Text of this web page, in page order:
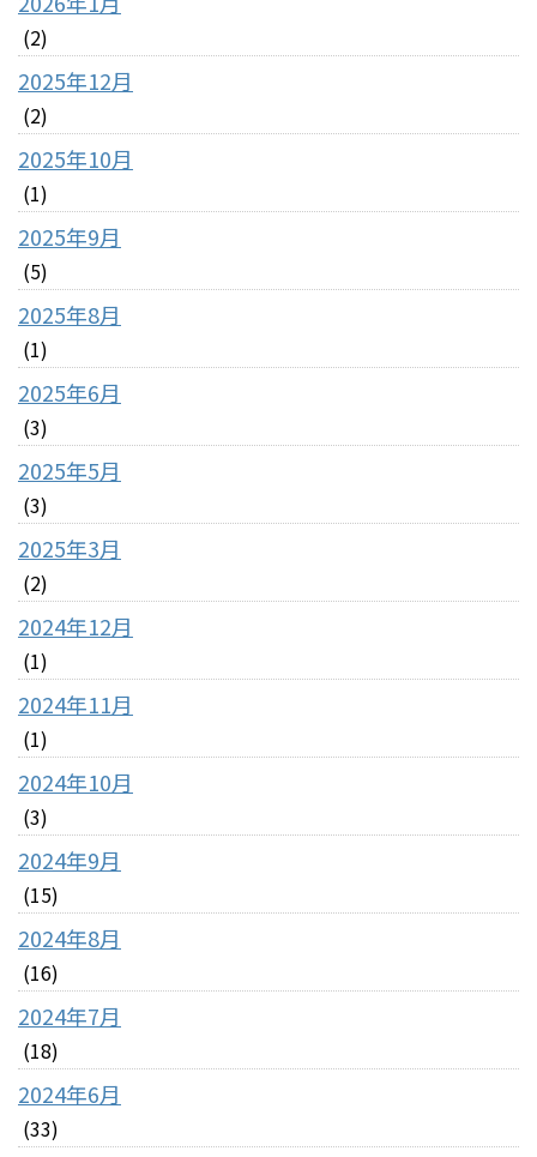
(2)
2025年12月
(2)
2025年10月
(1)
2025年9月
(5)
2025年8月
(1)
2025年6月
(3)
2025年5月
(3)
2025年3月
(2)
2024年12月
(1)
2024年11月
(1)
2024年10月
(3)
2024年9月
(15)
2024年8月
(16)
2024年7月
(18)
2024年6月
(33)